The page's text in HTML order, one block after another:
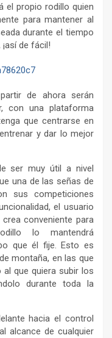
el propio rodillo quien
para mantener al
durante el tiempo
de fácil!
de ahora serán
con una plataforma
que centrarse en
y dar lo mejor
ser muy útil a nivel
una de las señas de
sus competiciones
el usuario
conveniente para
lo mantendrá
que él fije. Esto es
montaña, en las que
que quiera subir los
durante toda la
hacia el control
alcance de cualquier